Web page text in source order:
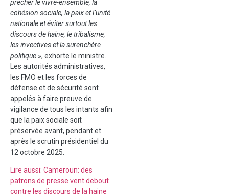
prêcher le vivre-ensemble, la
cohésion sociale, la paix et l’unité
nationale et éviter surtout les
discours de haine, le tribalisme,
les invectives et la surenchère
politique », exhorte le ministre.
Les autorités administratives,
les FMO et les forces de
défense et de sécurité sont
appelés à faire preuve de
vigilance de tous les intants afin
que la paix sociale soit
préservée avant, pendant et
après le scrutin présidentiel du
12 octobre 2025.
Lire aussi: Cameroun: des
patrons de presse vent debout
contre les discours de la haine